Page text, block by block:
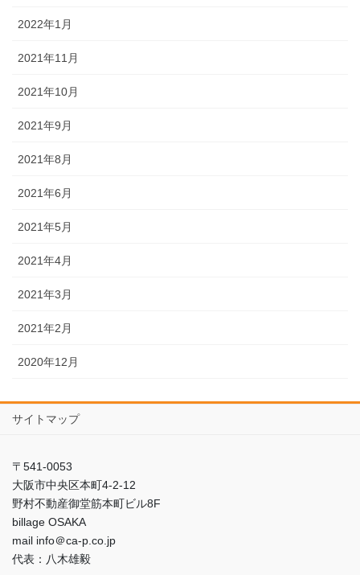
2022年1月
2021年11月
2021年10月
2021年9月
2021年8月
2021年6月
2021年5月
2021年4月
2021年3月
2021年2月
2020年12月
サイトマップ
〒541-0053
大阪市中央区本町4-2-12
野村不動産御堂筋本町ビル8F
billage OSAKA
mail info＠ca-p.co.jp
代表：八木雄毅